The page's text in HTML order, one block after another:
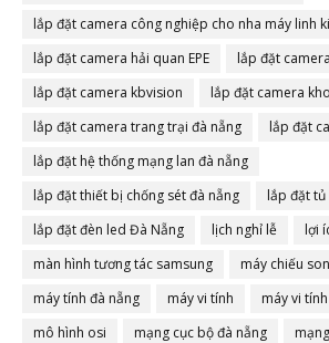
lắp đặt camera công nghiệp cho nha máy linh
lắp đặt camera hải quan EPE
lắp đặt
lắp đặt camera kbvision
lắp đặt camera
lắp đặt camera trang trại đà nẵng
lắp đặt
lắp đặt hệ thống mạng lan đà nẵng
lắp đặt thiết bị chống sét đà nẵng
lắp đặt tủ
lắp đặt đèn led Đà Nẵng
lịch nghỉ lễ
lợi
màn hình tương tác samsung
máy chiếu
máy tính đà nẵng
máy vi tính máy vi
mô hình osi
mạng cục bộ đà nẵng